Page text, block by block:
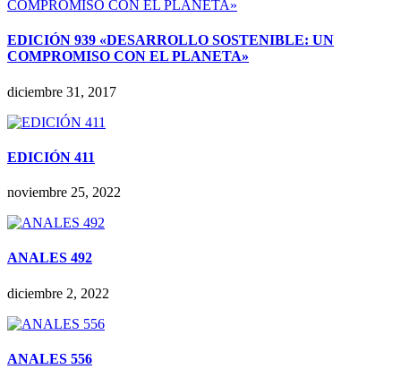
EDICIÓN 939 «DESARROLLO SOSTENIBLE: UN
COMPROMISO CON EL PLANETA»
diciembre 31, 2017
EDICIÓN 411
noviembre 25, 2022
ANALES 492
diciembre 2, 2022
ANALES 556